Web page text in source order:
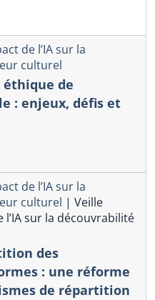
de l’IA sur la
culturel
éthique de
: enjeux, défis et
de l’IA sur la
culturel | Veille
l’IA sur la découvrabilité
des
: une réforme
de répartition